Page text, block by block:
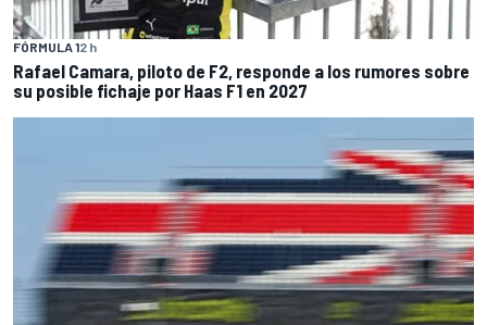
FÓRMULA 12 h
Rafael Camara, piloto de F2, responde a los rumores sobre
su posible fichaje por Haas F1 en 2027